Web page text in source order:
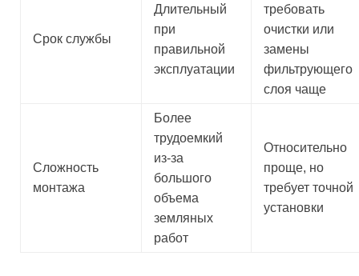
Срок службы
Длительный
при
правильной
эксплуатации
требовать
очистки или
замены
фильтрующего
слоя чаще
Сложность
монтажа
Более
трудоемкий
из-за
большого
объема
земляных
работ
Относительно
проще, но
требует точной
установки